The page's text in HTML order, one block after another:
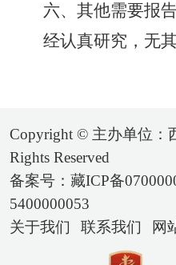
六、其他需要报
经认真研究，无
Copyright © 主办单位：
Rights Reserved
备案号：藏ICP备
5400000053
关于我们
联系我们 网